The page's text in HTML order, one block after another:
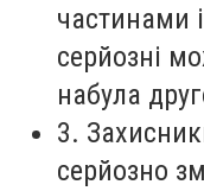
частинами
серйозні
набула
3.
серйозно